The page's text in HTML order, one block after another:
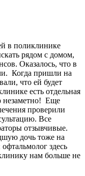
в поликлинике
рядом с домом,
Оказалось, что в
Когда пришли на
что ей будет
есть отдельная
незаметно! Еще
проверили
Все
отзывчивые.
дочь тоже на
здесь
нам больше не